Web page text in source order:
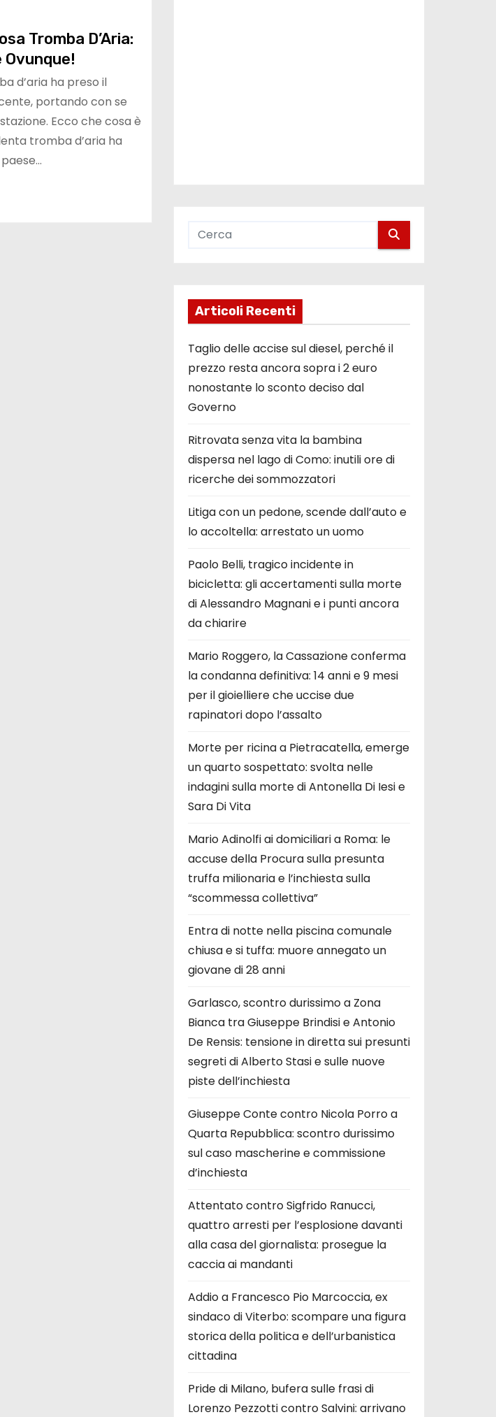
Tromba D’Aria:
d’aria ha preso il
portando con se
Ecco che cosa è
tromba d’aria ha
Articoli Recenti
Taglio delle accise sul diesel, perché il
prezzo resta ancora sopra i 2 euro
nonostante lo sconto deciso dal
Governo
Ritrovata senza vita la bambina
dispersa nel lago di Como: inutili ore di
ricerche dei sommozzatori
Litiga con un pedone, scende dall’auto e
lo accoltella: arrestato un uomo
Paolo Belli, tragico incidente in
bicicletta: gli accertamenti sulla morte
di Alessandro Magnani e i punti ancora
da chiarire
Mario Roggero, la Cassazione conferma
la condanna definitiva: 14 anni e 9 mesi
per il gioielliere che uccise due
rapinatori dopo l’assalto
Morte per ricina a Pietracatella, emerge
un quarto sospettato: svolta nelle
indagini sulla morte di Antonella Di Iesi e
Sara Di Vita
Mario Adinolfi ai domiciliari a Roma: le
accuse della Procura sulla presunta
truffa milionaria e l’inchiesta sulla
“scommessa collettiva”
Entra di notte nella piscina comunale
chiusa e si tuffa: muore annegato un
giovane di 28 anni
Garlasco, scontro durissimo a Zona
Bianca tra Giuseppe Brindisi e Antonio
De Rensis: tensione in diretta sui presunti
segreti di Alberto Stasi e sulle nuove
piste dell’inchiesta
Giuseppe Conte contro Nicola Porro a
Quarta Repubblica: scontro durissimo
sul caso mascherine e commissione
d’inchiesta
Attentato contro Sigfrido Ranucci,
quattro arresti per l’esplosione davanti
alla casa del giornalista: prosegue la
caccia ai mandanti
Addio a Francesco Pio Marcoccia, ex
sindaco di Viterbo: scompare una figura
storica della politica e dell’urbanistica
cittadina
Pride di Milano, bufera sulle frasi di
Lorenzo Pezzotti contro Salvini: arrivano